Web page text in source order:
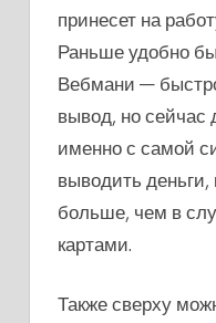
принесет на
Раньше удобно
Вебмани —
вывод, но сейчас
именно с самой
выводить
больше, чем в
картами.
Также сверху